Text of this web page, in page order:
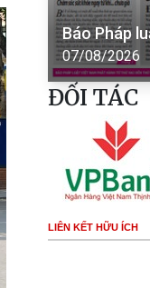
Báo Pháp
07/08/2026
ĐỐI TÁC
LIÊN KẾT HỮU ÍCH